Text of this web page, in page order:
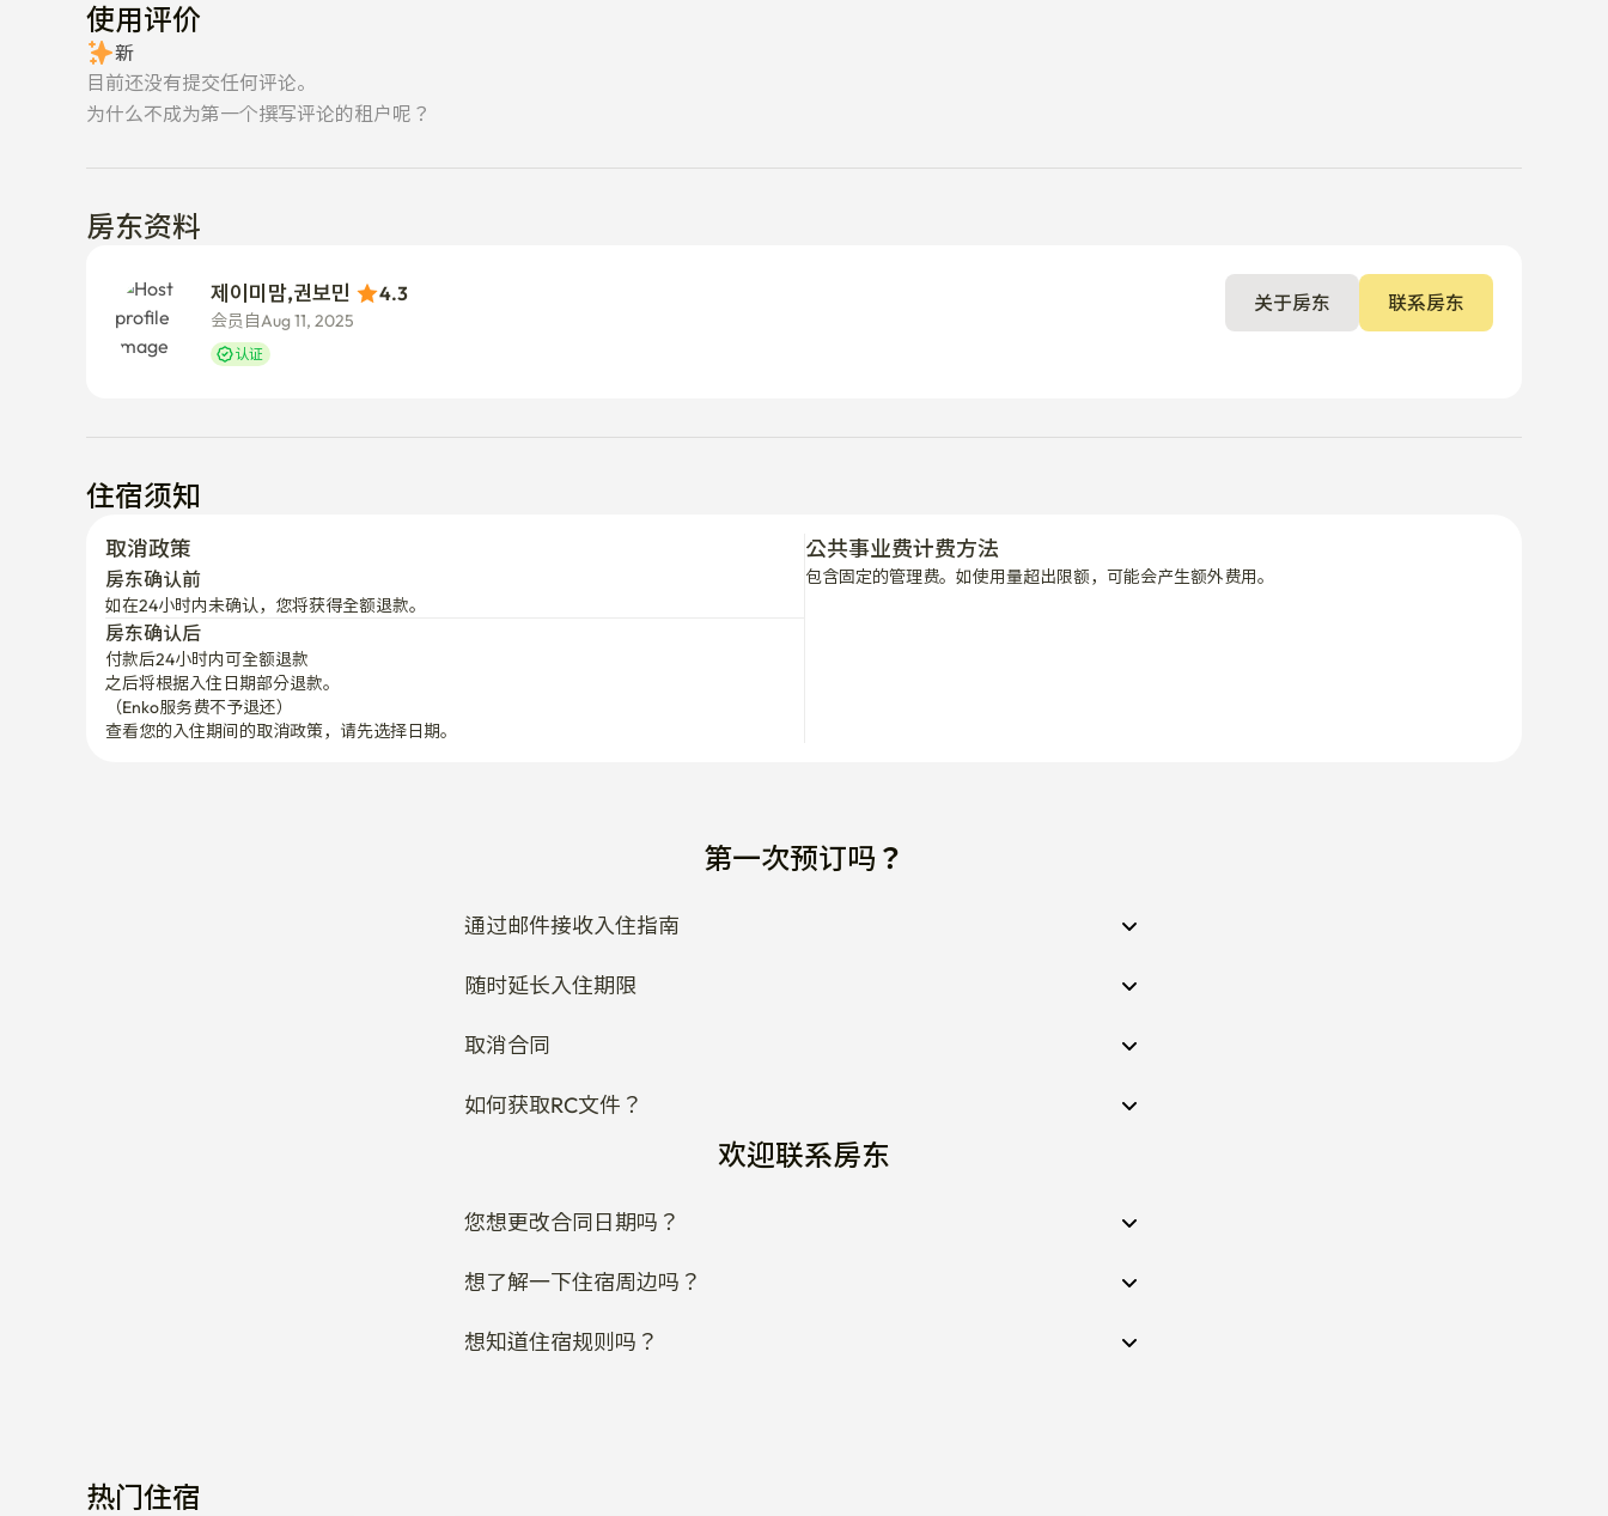
使用评价
新
目前还没有提交任何评论。
为什么不成为第一个撰写评论的租户呢？
房东资料
4.3
会员自Aug 11, 2025
认证
关于房东 联系房东
住宿须知
取消政策
房东确认前
如在24小时内未确认，您将获得全额退款。
房东确认后
付款后24小时内可全额退款
之后将根据入住日期部分退款。
（Enko服务费不予退还）
查看您的入住期间的取消政策，请先选择日期。
公共事业费计费方法
包含固定的管理费。如使用量超出限额，可能会产生额外费用。
第一次预订吗？
通过邮件接收入住指南
随时延长入住期限
取消合同
如何获取RC文件？
欢迎联系房东
您想更改合同日期吗？
想了解一下住宿周边吗？
想知道住宿规则吗？
热门住宿